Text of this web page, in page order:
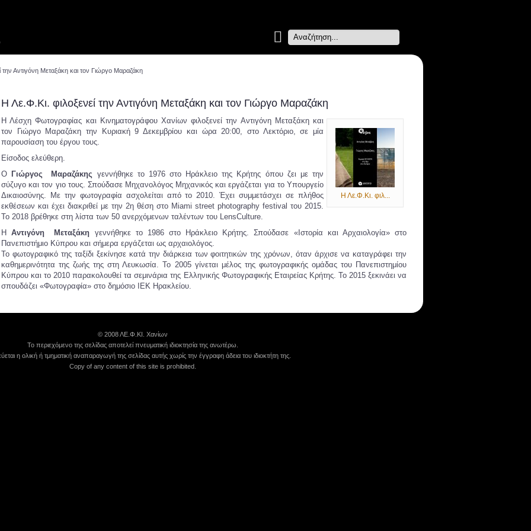
Search
...
την Αντιγόνη Μεταξάκη και τον Γιώργο Μαραζάκη
Η Λε.Φ.Κι. φιλοξενεί την Αντιγόνη Μεταξάκη και τον Γιώργο Μαραζάκη
Η Λε.Φ.Κι. φιλ...
Η Λέσχη Φωτογραφίας και Κινηματογράφου Χανίων φιλοξενεί την Αντιγόνη Μεταξάκη και
τον Γιώργο Μαραζάκη την Κυριακή 9 Δεκεμβρίου και ώρα 20:00, στο Λεκτόριο, σε μία
παρουσίαση του έργου τους.
Είσοδος ελεύθερη.
O Γιώργος Μαραζάκης γεννήθηκε το 1976 στο Ηράκλειο της Κρήτης όπου ζει με την
σύζυγο και τον γιο τους. Σπούδασε Μηχανολόγος Μηχανικός και εργάζεται για το Υπουργείο
Δικαιοσύνης. Με την φωτογραφία ασχολείται από το 2010. Έχει συμμετάσχει σε πλήθος
εκθέσεων και έχει διακριθεί με την 2η θέση στο Miami street photography festival του 2015.
Το 2018 βρέθηκε στη λίστα των 50 ανερχόμενων ταλέντων του LensCulture.
ΗΑντιγόνη Μεταξάκη γεννήθηκε το 1986 στο Ηράκλειο Κρήτης. Σπούδασε «Ιστορία και Αρχαιολογία» στο
Πανεπιστήμιο Κύπρου και σήμερα εργάζεται ως αρχαιολόγος.
Το φωτογραφικό της ταξίδι ξεκίνησε κατά την διάρκεια των φοιτητικών της χρόνων, όταν άρχισε να καταγράφει την
καθημερινότητα της ζωής της στη Λευκωσία. Το 2005 γίνεται μέλος της φωτογραφικής ομάδας του Πανεπιστημίου
Κύπρου και το 2010 παρακολουθεί τα σεμινάρια της Ελληνικής Φωτογραφικής Εταιρείας Κρήτης. Το 2015 ξεκινάει να
σπουδάζει «Φωτογραφία» στο δημόσιο ΙΕΚ Ηρακλείου.
© 2008 ΛΕ.Φ.ΚΙ. Χανίων
Το περιεχόμενο της σελίδας αποτελεί πνευματική ιδιοκτησία της ανωτέρω.
η ολική ή τμηματική αναπαραγωγή της σελίδας αυτής χωρίς την έγγραφη άδεια του ιδιοκτήτη της.
Copy of any content of this site is prohibited.